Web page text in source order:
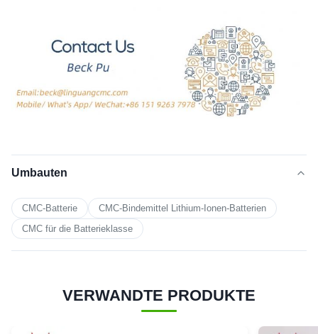
Umbauten
CMC-Batterie
CMC-Bindemittel Lithium-Ionen-Batterien
CMC für die Batterieklasse
VERWANDTE PRODUKTE